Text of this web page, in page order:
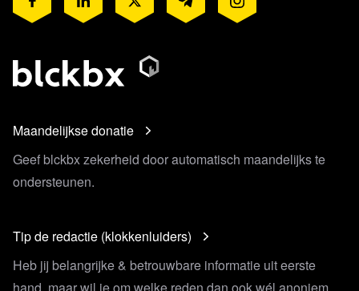
Maandelijkse donatie
Geef blckbx zekerheid door automatisch maandelijks te
ondersteunen.
Tip de redactie (klokkenluiders)
Heb jij belangrijke & betrouwbare informatie uit eerste
hand, maar wil je om welke reden dan ook wél anoniem